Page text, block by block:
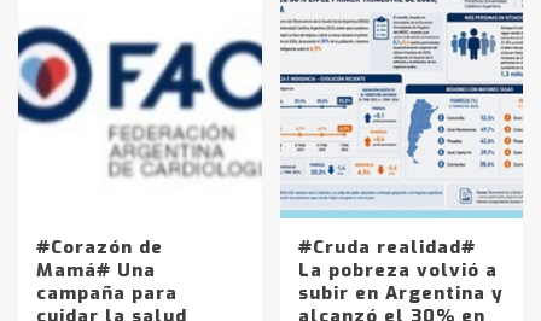
#Corazón de
Mamá# Una
campaña para
#Cruda realidad#
La pobreza volvió a
subir en Argentina y